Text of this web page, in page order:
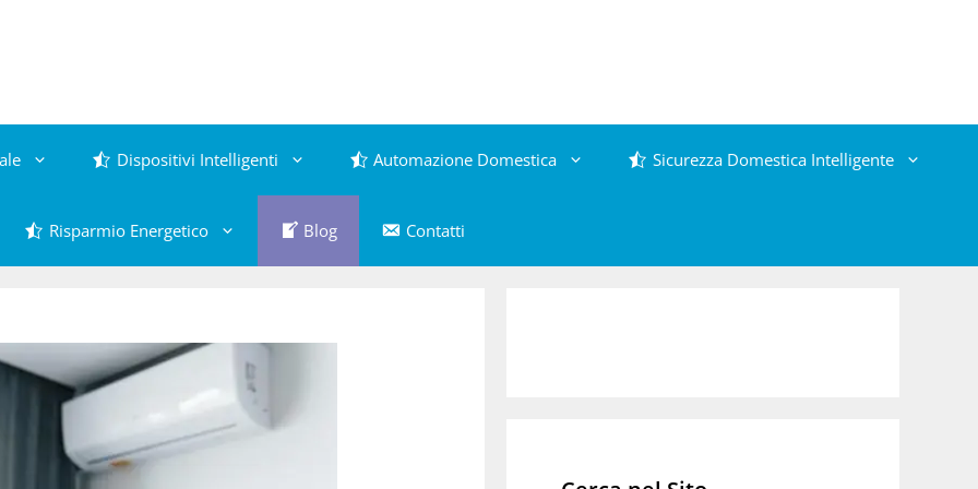
Dispositivi Intelligenti Automazione Domestica Sicurezza Domestica Intelligente
Risparmio Energetico Blog Contatti